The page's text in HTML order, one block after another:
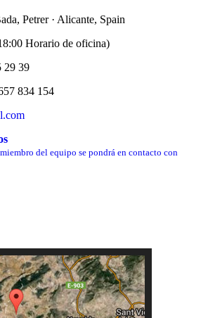
Petrer · Alicante, Spain
Horario de oficina)
29 39
834 154
del equipo se pondrá en contacto con